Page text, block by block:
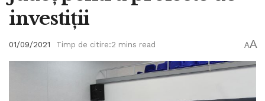
investiții
01/09/2021 Timp de citire:2 mins read AA